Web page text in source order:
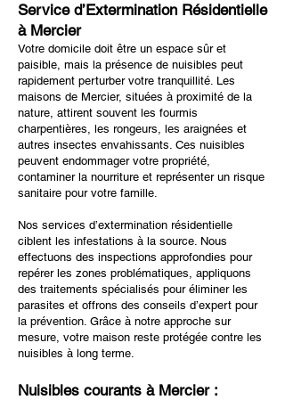
Service d’Extermination Résidentielle
à Mercier
Votre domicile doit être un espace sûr et
paisible, mais la présence de nuisibles peut
rapidement perturber votre tranquillité. Les
maisons de Mercier, situées à proximité de la
nature, attirent souvent les fourmis
charpentières, les rongeurs, les araignées et
autres insectes envahissants. Ces nuisibles
peuvent endommager votre propriété,
contaminer la nourriture et représenter un risque
sanitaire pour votre famille.
Nos services d’extermination résidentielle
ciblent les infestations à la source. Nous
effectuons des inspections approfondies pour
repérer les zones problématiques, appliquons
des traitements spécialisés pour éliminer les
parasites et offrons des conseils d’expert pour
la prévention. Grâce à notre approche sur
mesure, votre maison reste protégée contre les
nuisibles à long terme.
Nuisibles courants à Mercier :